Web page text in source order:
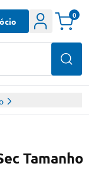
0
Tamanho